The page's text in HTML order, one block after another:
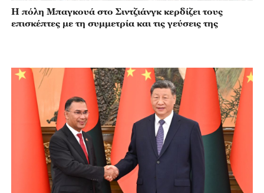
Η πόλη Μπαγκουά στο Σιντζιάνγκ κερδίζει τους
επισκέπτες με τη συμμετρία και τις γεύσεις της